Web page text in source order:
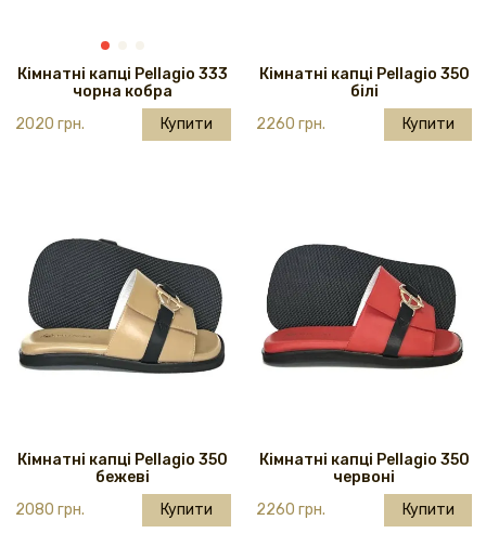
Кімнатні капці Pellagio 333
чорна кобра
2020 грн.
Купити
Кімнатні капці Pellagio 350
білі
2260 грн.
Купити
Кімнатні капці Pellagio 350
бежеві
2080 грн.
Купити
Кімнатні капці Pellagio 350
червоні
2260 грн.
Купити